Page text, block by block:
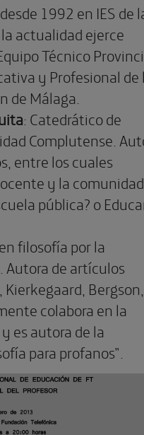
1992 en IES de
actualidad ejerce
Técnico
y Profesional de
de Málaga.
: Catedrático de
Complutense.
entre los cuales
y la comunidad
pública? o
filosofía por la
Autora de artículos
Bergson,
colabora en la
es autora de la
para profanos”.